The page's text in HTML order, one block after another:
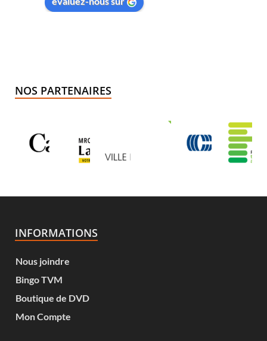
NOS PARTENAIRES
INFORMATIONS
Nous joindre
Bingo TVM
Boutique de DVD
Mon Compte